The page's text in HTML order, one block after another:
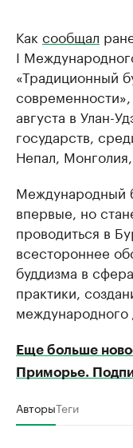
Как сообщал
I
«Традиционный
августа в Улан-
государств,
Непал,
Международный
впервые, но
проводиться в
всестороннее
буддизма в
практики,
международного
Еще больше
Приморье.
АвторыТеги